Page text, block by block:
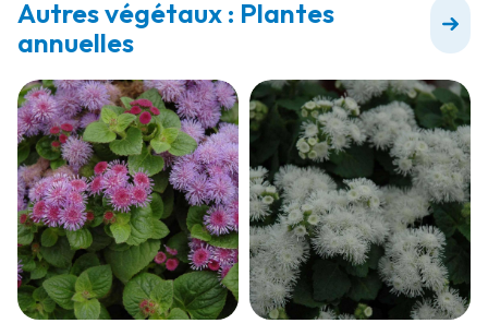
Autres végétaux : Plantes
annuelles